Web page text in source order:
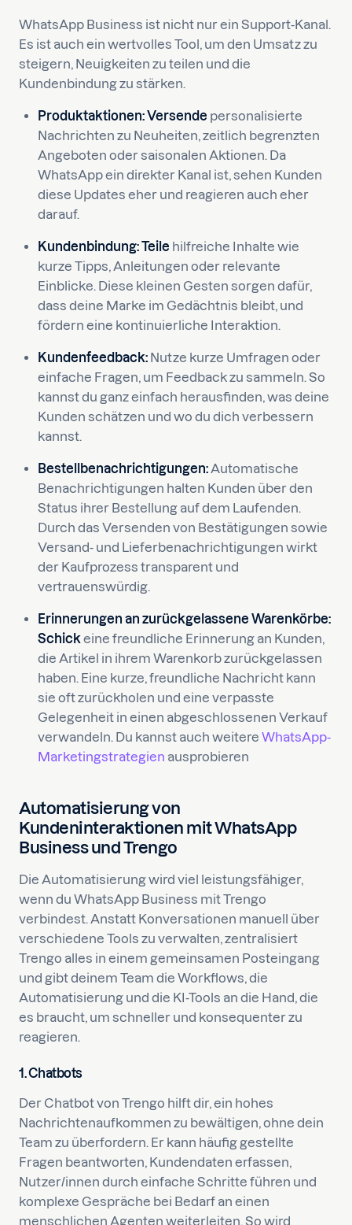
WhatsApp Business ist nicht nur ein Support-Kanal.
Es ist auch ein wertvolles Tool, um den Umsatz zu
steigern, Neuigkeiten zu teilen und die
Kundenbindung zu stärken.
Produktaktionen: Versende personalisierte
Nachrichten zu Neuheiten, zeitlich begrenzten
Angeboten oder saisonalen Aktionen. Da
WhatsApp ein direkter Kanal ist, sehen Kunden
diese Updates eher und reagieren auch eher
darauf.
Kundenbindung: Teile hilfreiche Inhalte wie
kurze Tipps, Anleitungen oder relevante
Einblicke. Diese kleinen Gesten sorgen dafür,
dass deine Marke im Gedächtnis bleibt, und
fördern eine kontinuierliche Interaktion.
Kundenfeedback: Nutze kurze Umfragen oder
einfache Fragen, um Feedback zu sammeln. So
kannst du ganz einfach herausfinden, was deine
Kunden schätzen und wo du dich verbessern
kannst.
Bestellbenachrichtigungen: Automatische
Benachrichtigungen halten Kunden über den
Status ihrer Bestellung auf dem Laufenden.
Durch das Versenden von Bestätigungen sowie
Versand- und Lieferbenachrichtigungen wirkt
der Kaufprozess transparent und
vertrauenswürdig.
Erinnerungen an zurückgelassene Warenkörbe:
Schickeine freundliche Erinnerung an Kunden,
die Artikel in ihrem Warenkorb zurückgelassen
haben. Eine kurze, freundliche Nachricht kann
sie oft zurückholen und eine verpasste
Gelegenheit in einen abgeschlossenen Verkauf
verwandeln. Du kannst auch weitere WhatsApp-
Marketingstrategien ausprobieren
Automatisierung von
Kundeninteraktionen mit WhatsApp
Business und Trengo
Die Automatisierung wird viel leistungsfähiger,
wenn du WhatsApp Business mit Trengo
verbindest. Anstatt Konversationen manuell über
verschiedene Tools zu verwalten, zentralisiert
Trengo alles in einem gemeinsamen Posteingang
und gibt deinem Team die Workflows, die
Automatisierung und die KI-Tools an die Hand, die
es braucht, um schneller und konsequenter zu
reagieren.
1. Chatbots
Der Chatbot von Trengo hilft dir, ein hohes
Nachrichtenaufkommen zu bewältigen, ohne dein
Team zu überfordern. Er kann häufig gestellte
Fragen beantworten, Kundendaten erfassen,
Nutzer/innen durch einfache Schritte führen und
komplexe Gespräche bei Bedarf an einen
menschlichen Agenten weiterleiten. So wird